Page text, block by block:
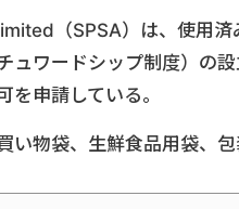
（SPSA）は、使用済
ュワードシップ制度）の
申請している。
物袋、生鮮食品用袋、包